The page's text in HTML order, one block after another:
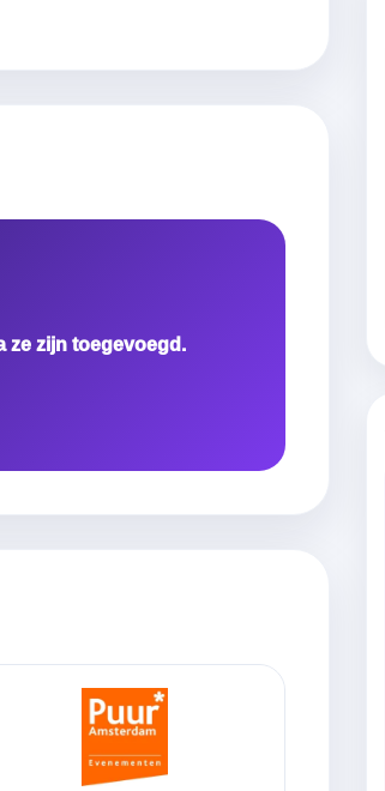
ze zijn toegevoegd.